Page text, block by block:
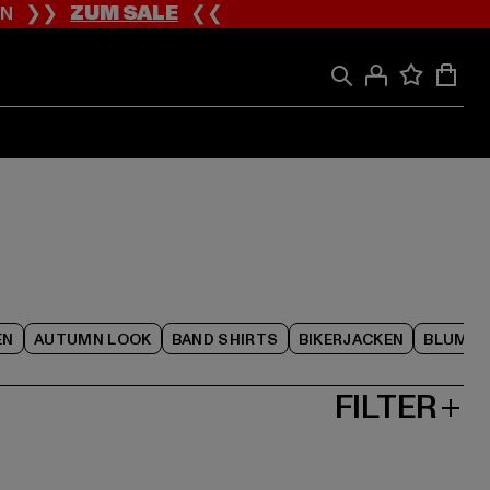
❯❯ZUM SALE❮❮
AUTUMN LOOK BAND SHIRTS BIKERJACKEN
FILTER